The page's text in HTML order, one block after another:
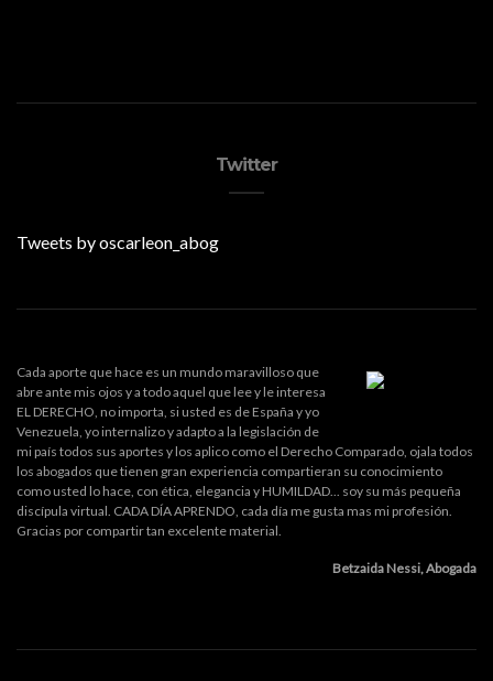
Twitter
Tweets by oscarleon_abog
Cada aporte que hace es un mundo maravilloso que
abre ante mis ojos y a todo aquel que lee y le interesa
EL DERECHO, no importa, si usted es de España y yo
Venezuela, yo internalizo y adapto a la legislación de
mi país todos sus aportes y los aplico como el Derecho Comparado, ojala todos
los abogados que tienen gran experiencia compartieran su conocimiento
como usted lo hace, con ética, elegancia y HUMILDAD... soy su más pequeña
discípula virtual. CADA DÍA APRENDO, cada día me gusta mas mi profesión.
Gracias por compartir tan excelente material.
Betzaida Nessi, Abogada